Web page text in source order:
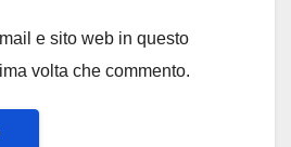
e sito web in questo
volta che commento.